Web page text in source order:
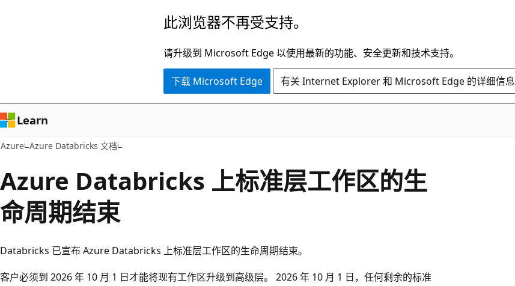
容
此浏览器不再受支持。
请升级到 Microsoft Edge 以使用最新的功能、安全更新和技术支持。
下载 Microsoft Edge 有关 Internet Explorer 和 Microsoft Edge 的详细信息
Learn
Azure Azure Databricks 文档
Azure Databricks 上标准层工作区的生
命周期结束
Databricks 已宣布 Azure Databricks 上标准层工作区的生命周期结束。
客户必须到 2026 年 10 月 1 日才能将现有工作区升级到高级层。 2026 年 10 月 1 日，任何剩余的标准